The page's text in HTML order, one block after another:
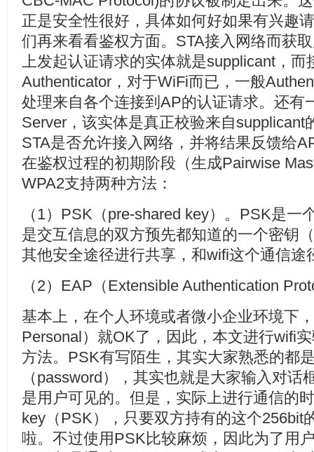
正是安全性很好，具体如何好如果有兴趣
们再来看看鉴权方面。STA接入网络而获
上发起认证请求的实体就是supplicant，而
Authenticator，对于WiFi而已，一般
处理来自各个连接到AP的认证请求。还有
Server，该实体是真正校验来自supplicant
STA是否允许接入网络，并将结果反馈给
在鉴权过程的初期阶段（生成Pairwise
WPA2支持两种方法：
（1）PSK（pre-shared key）。PSK是一
是交互信息的双方预先都知道的一个密钥
其他安全途径进行共享，和wifi这个通信途
（2）EAP（Extensible Authentication
基本上，在个人环境或者微小企业环境下
Personal）就OK了，因此，本文进行wifi
方法。PSK有写陌生，其实大家熟悉的都
（password），其实也就是大家输入对话
是用户可见的。但是，实际上进行通信的
key（PSK），只要双方持有的这个256bit
啦。不过使用PSK比较麻烦，因此为了用